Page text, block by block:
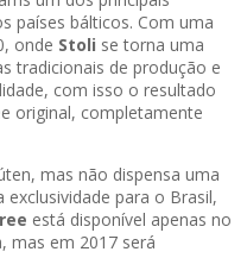
países bálticos. Com uma
onde Stoli se torna uma
tradicionais de produção e
com isso o resultado
original, completamente
mas não dispensa uma
para o Brasil,
está disponível apenas no
mas em 2017 será